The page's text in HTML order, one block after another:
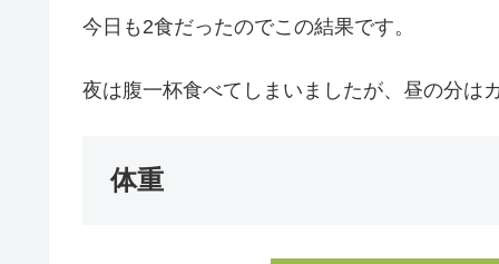
今日も2食だったのでこの結果です。
夜は腹一杯食べてしまいましたが、昼の分は
体重